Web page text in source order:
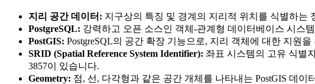
지리 공간 데이터: 지구상의 특징 및 경계의 지리적 위치를 식별하는
PostgreSQL: 강력하고 오픈 소스인 객체-관계형 데이터베이스 시스
PostGIS: PostgreSQL의 공간 확장 기능으로, 지리 객체에 대한 지원
SRID (Spatial Reference System Identifier): 좌표 시스템의 고유 식별
3857이 있습니다.
Geometry: 점, 선, 다각형과 같은 공간 개체를 나타내는 PostGIS 데이